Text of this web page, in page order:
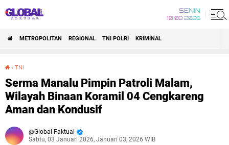
SENIN
10 08 2026
METROPOLITAN REGIONAL TNI POLRI KRIMINAL
› TNI
Serma Manalu Pimpin Patroli Malam,
Wilayah Binaan Koramil 04 Cengkareng
Aman dan Kondusif
Global Faktual
Sabtu, 03 Januari 2026, Januari 03, 2026 WIB